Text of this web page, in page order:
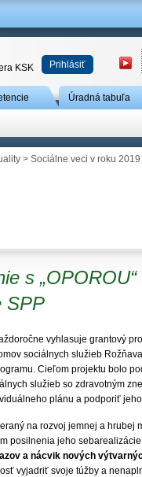
KSK
Prihlásiť
Úradná tabuľa
> Sociálne veci v roku 2019
s
SPP
vyhlasuje grantový
sociálnych služieb
Cieľom projektu bolo
služieb so zdravotným
plánu a podporiť
na rozvoj jemnej a hrubej
posilnenia jeho
a nácvik nových
vyjadriť svoje túžby a